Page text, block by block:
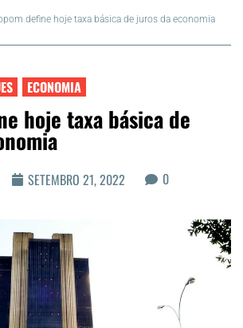
define hoje taxa básica de juros da economia
ECONOMIA
hoje taxa básica de
SETEMBRO 21, 2022 0